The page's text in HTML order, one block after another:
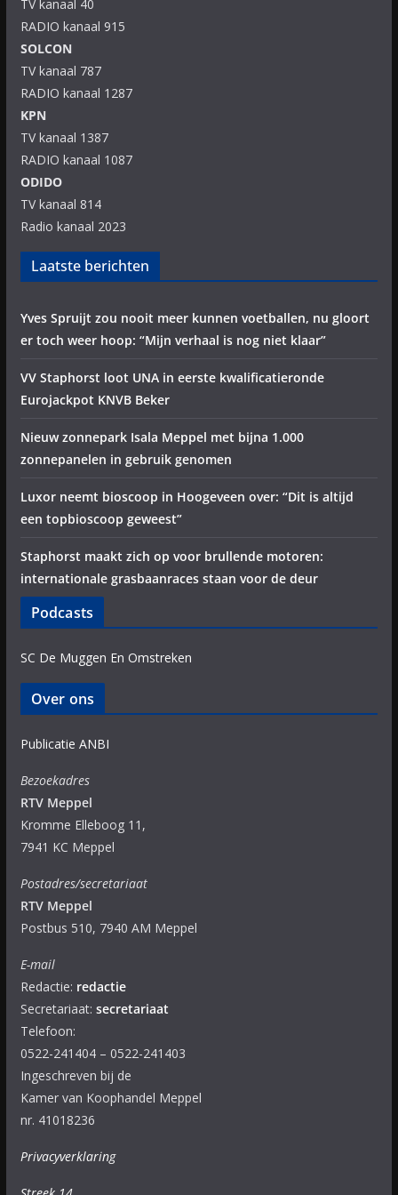
TV kanaal 40
RADIO kanaal 915
SOLCON
TV kanaal 787
RADIO kanaal 1287
KPN
TV kanaal 1387
RADIO kanaal 1087
ODIDO
TV kanaal 814
Radio kanaal 2023
Laatste berichten
Yves Spruijt zou nooit meer kunnen voetballen, nu gloort
er toch weer hoop: “Mijn verhaal is nog niet klaar”
VV Staphorst loot UNA in eerste kwalificatieronde
Eurojackpot KNVB Beker
Nieuw zonnepark Isala Meppel met bijna 1.000
zonnepanelen in gebruik genomen
Luxor neemt bioscoop in Hoogeveen over: “Dit is altijd
een topbioscoop geweest”
Staphorst maakt zich op voor brullende motoren:
internationale grasbaanraces staan voor de deur
Podcasts
SC De Muggen En Omstreken
Over ons
Publicatie ANBI
Bezoekadres
RTV Meppel
Kromme Elleboog 11,
7941 KC Meppel
Postadres/secretariaat
RTV Meppel
Postbus 510, 7940 AM Meppel
E-mail
Redactie: redactie
Secretariaat: secretariaat
Telefoon:
0522-241404 – 0522-241403
Ingeschreven bij de
Kamer van Koophandel Meppel
nr. 41018236
Privacyverklaring